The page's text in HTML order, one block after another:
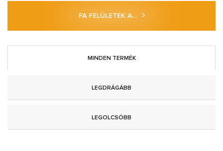
FA FELÜLETEK A…
MINDEN TERMÉK
LEGDRÁGÁBB
LEGOLCSÓBB